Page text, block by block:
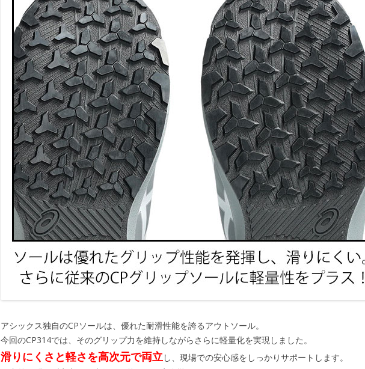
アシックス独自のCPソールは、優れた耐滑性能を誇るアウトソール。
今回のCP314では、そのグリップ力を維持しながらさらに軽量化を実現しました。
滑りにくさと軽さを高次元で両立し、現場での安心感をしっかりサポートします。